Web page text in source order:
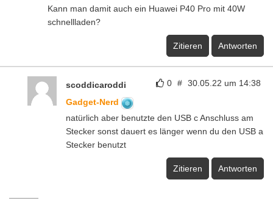
Kann man damit auch ein Huawei P40 Pro mit 40W
schnellladen?
Zitieren Antworten
0 # 30.05.22 um 14:38
scoddicaroddi
Gadget-Nerd
natürlich aber benutzte den USB c Anschluss am
Stecker sonst dauert es länger wenn du den USB a
Stecker benutzt
Zitieren Antworten